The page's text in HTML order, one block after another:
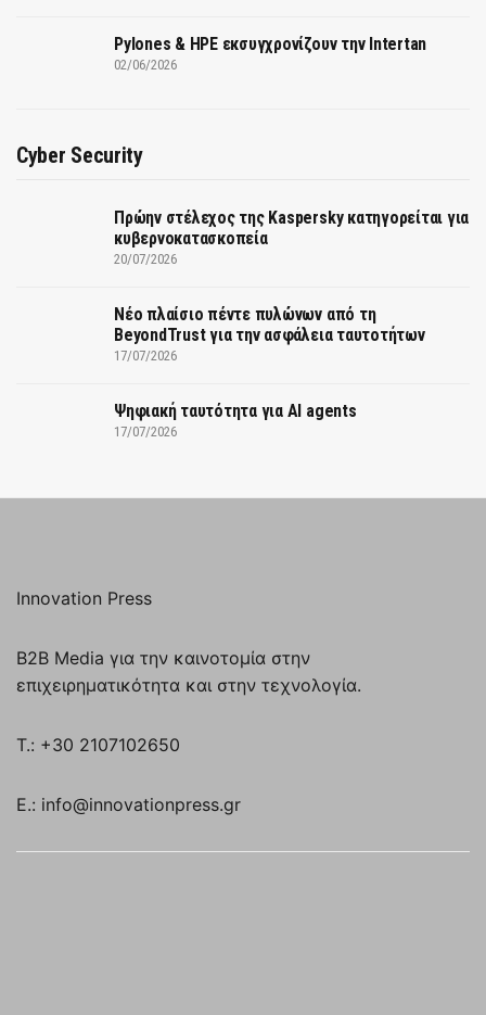
Pylones & HPE εκσυγχρονίζουν την Intertan
02/06/2026
Cyber Security
Πρώην στέλεχος της Kaspersky κατηγορείται για
κυβερνοκατασκοπεία
20/07/2026
Νέο πλαίσιο πέντε πυλώνων από τη
BeyondTrust για την ασφάλεια ταυτοτήτων
17/07/2026
Ψηφιακή ταυτότητα για AI agents
17/07/2026
Innovation Press
B2B Media για την καινοτομία στην
επιχειρηματικότητα και στην τεχνολογία.
T.: +30 2107102650
E.: info@innovationpress.gr